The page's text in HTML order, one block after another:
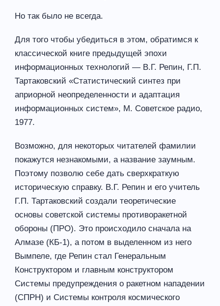
Но так было не всегда.
Для того чтобы убедиться в этом, обратимся к
классической книге предыдущей эпохи
информационных технологий — В.Г. Репин, Г.П.
Тартаковский «Статистический синтез при
априорной неопределенности и адаптация
информационных систем», М. Советское радио,
1977.
Возможно, для некоторых читателей фамилии
покажутся незнакомыми, а название заумным.
Поэтому позволю себе дать сверхкраткую
историческую справку. В.Г. Репин и его учитель
Г.П. Тартаковский создали теоретические
основы советской системы противоракетной
обороны (ПРО). Это происходило сначала на
Алмазе (КБ-1), а потом в выделенном из него
Вымпеле, где Репин стал Генеральным
Конструктором и главным конструктором
Системы предупреждения о ракетном нападении
(СПРН) и Системы контроля космического